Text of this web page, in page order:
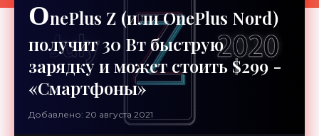
OnePlus Z (или OnePlus Nord)
получит 30 Вт быструю
зарядку и может стоить $299 -
«Смартфоны»
Добавлено: 20 августа 2021